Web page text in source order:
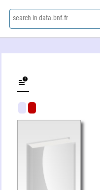
search in data.bnf.fr